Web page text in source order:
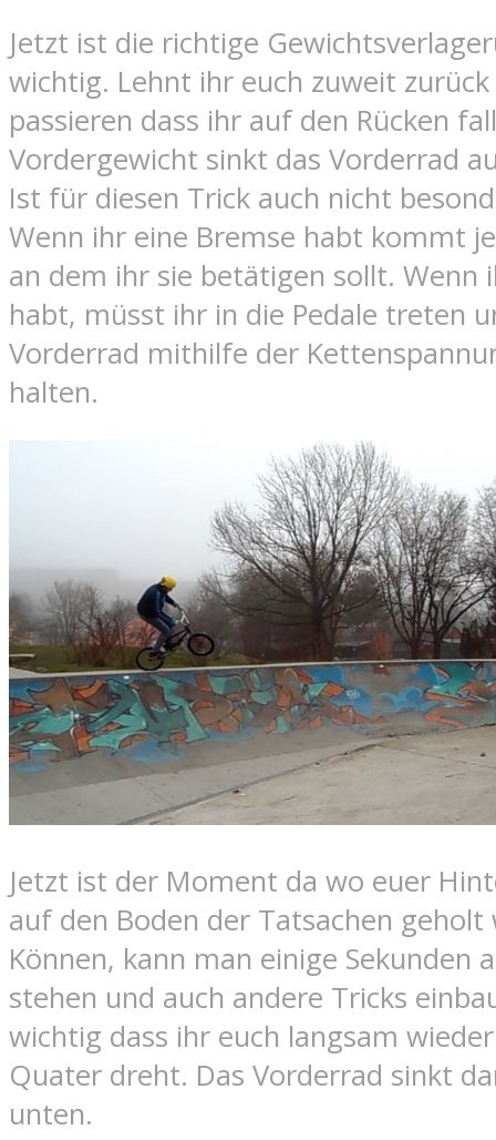
Jetzt ist die richtige
wichtig. Lehnt ihr euch zuweit zurück
passieren dass ihr auf den Rücken
Vordergewicht sinkt das Vorderrad
Ist für diesen Trick auch nicht
Wenn ihr eine Bremse habt kommt
an dem ihr sie betätigen sollt. Wenn
habt, müsst ihr in die Pedale treten
Vorderrad mithilfe der
halten.
Jetzt ist der Moment da wo euer
auf den Boden der Tatsachen geholt
Können, kann man einige Sekunden
stehen und auch andere Tricks
wichtig dass ihr euch langsam
Quater dreht. Das Vorderrad sinkt
unten.